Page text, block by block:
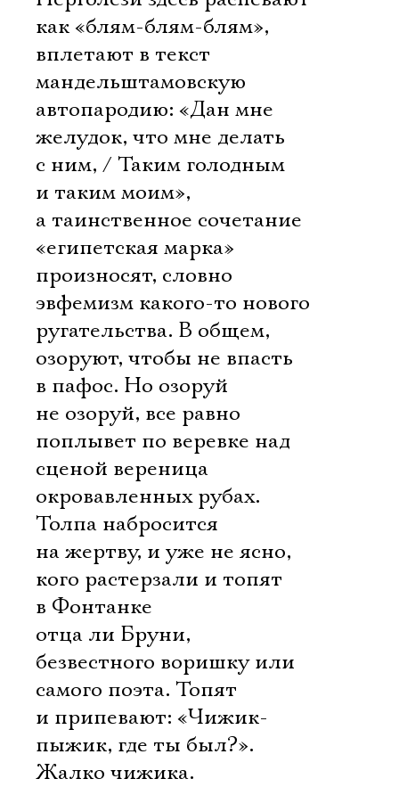
как «блям-блям-блям»,
вплетают в текст
мандельштамовскую
автопародию: «Дан мне
желудок, что мне делать
с ним, / Таким голодным
и таким моим»,
а таинственное сочетание
«египетская марка»
произносят, словно
эвфемизм какого-то нового
ругательства. В общем,
озоруют, чтобы не впасть
в пафос. Но озоруй 
не озоруй, все равно
поплывет по веревке над
сценой вереница
окровавленных рубах.
Толпа набросится
на жертву, и уже не ясно,
кого растерзали и топят
в Фонтанке 
отца ли Бруни,
безвестного воришку или
самого поэта. Топят
и припевают: «Чижик-
пыжик, где ты был?».
Жалко чижика.
Ознакомиться